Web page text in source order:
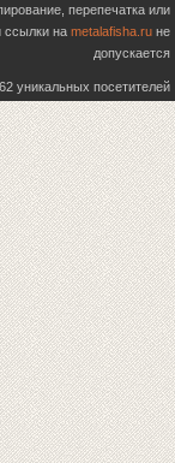
перепечатка или
ссылки на metalafisha.ru не
допускается
уникальных посетителей